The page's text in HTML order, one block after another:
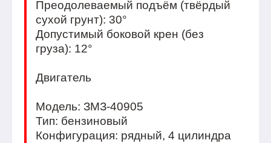
Преодолеваемый подъём (твёрдый
сухой грунт): 30°
Допустимый боковой крен (без
груза): 12°
Двигатель
Модель: ЗМЗ-40905
Тип: бензиновый
Конфигурация: рядный, 4 цилиндра